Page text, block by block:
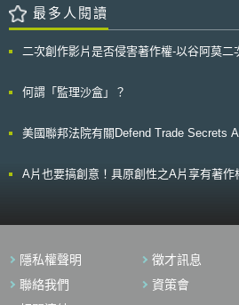
同步放寬EAR既有的最終用途、最終使用人查
人於交易前、交易中與交易後，積極與供應
五條﹚，依同法二十五條之一予以懲戒。至於
檢討人工生殖法草案之具體內容，放寬「不孕
查，如果等草案過了再行修正，退案修正一來
論。
最多人閱讀
二次創作影片是否侵害著作權-以谷阿莫二
何謂「監理沙盒」？
美國聯邦法院有關Defend Trade Secrets
A片也要搞創意！具原創性之A片享有著作
隱私權聲明 徵才訊息
聯絡我們
資策會